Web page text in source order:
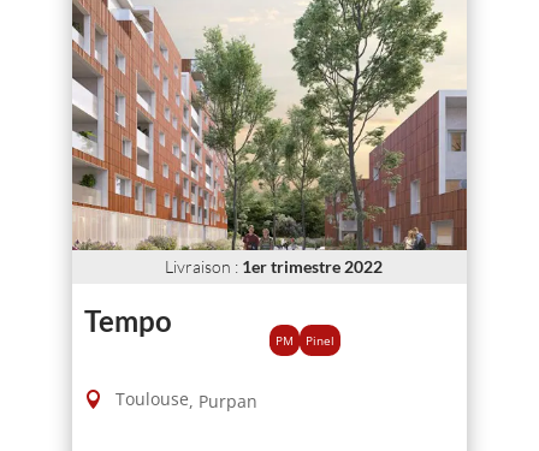
Livraison : 1er trimestre 2022
Tempo
PM Pinel
Toulouse, Purpan